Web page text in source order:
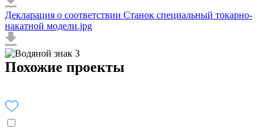
Декларация о соответствии Станок специальный токарно-
накатной модели.jpg
Похожие проекты